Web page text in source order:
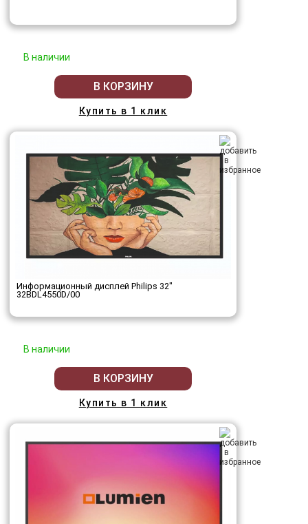
В наличии
В КОРЗИНУ
Купить в 1 клик
Информационный дисплей Philips 32"
32BDL4550D/00
В наличии
В КОРЗИНУ
Купить в 1 клик